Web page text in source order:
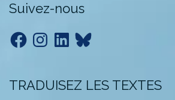
Suivez-nous
FacebookInstagramLinkedInBluesky
TRADUISEZ LES TEXTES